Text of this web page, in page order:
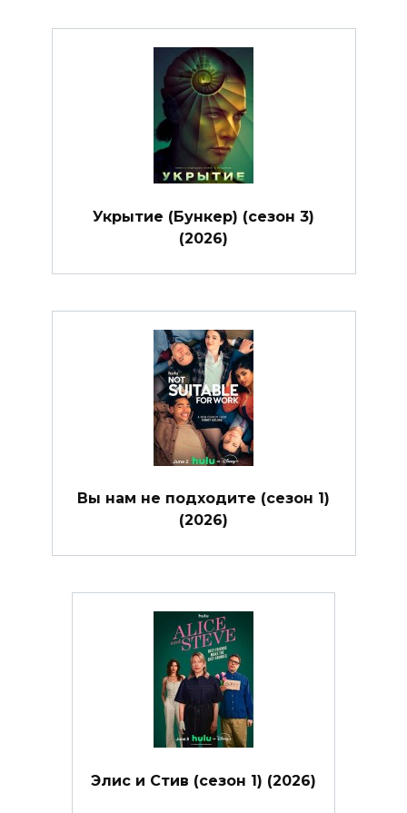
Укрытие (Бункер) (сезон 3)
(2026)
Вы нам не подходите (сезон 1)
(2026)
Элис и Стив (сезон 1) (2026)